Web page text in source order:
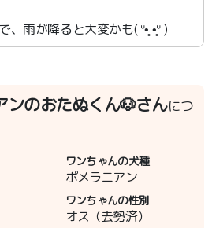
、雨が降ると大変かも( ᐡ•̥ •̥ᐡ )
ンのおたぬくん🐶さんにつ
ワンちゃんの犬種
ポメラニアン
ワンちゃんの性別
オス（去勢済）